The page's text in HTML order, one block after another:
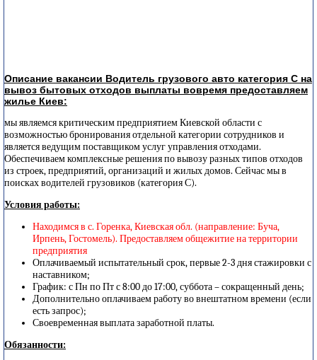
Описание вакансии Водитель грузового авто категория С на
вывоз бытовых отходов выплаты вовремя предоставляем
жилье Киев:
мы являемся критическим предприятием Киевской области с
возможностью бронирования отдельной категории сотрудников и
является ведущим поставщиком услуг управления отходами.
Обеспечиваем комплексные решения по вывозу разных типов отходов
из строек, предприятий, организаций и жилых домов. Сейчас мы в
поисках водителей грузовиков (категория С).
Условия работы:
Находимся в с. Горенка, Киевская обл. (направление: Буча,
Ирпень, Гостомель). Предоставляем общежитие на территории
предприятия
Оплачиваемый испытательный срок, первые 2-3 дня стажировки с
наставником;
График: с Пн по Пт с 8:00 до 17:00, суббота – сокращенный день;
Дополнительно оплачиваем работу во внештатном времени (если
есть запрос);
Своевременная выплата заработной платы.
Обязанности: